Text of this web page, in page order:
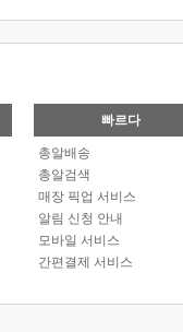
빠르다
총알배송
총알검색
매장 픽업 서비스
알림 신청 안내
모바일 서비스
간편결제 서비스